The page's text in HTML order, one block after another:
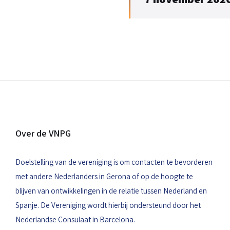
Over de VNPG
Doelstelling van de vereniging is om contacten te bevorderen
met andere Nederlanders in Gerona of op de hoogte te
blijven van ontwikkelingen in de relatie tussen Nederland en
Spanje. De Vereniging wordt hierbij ondersteund door het
Nederlandse Consulaat in Barcelona.